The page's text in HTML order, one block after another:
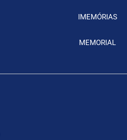
IMEMÓRIAS
MEMORIAL